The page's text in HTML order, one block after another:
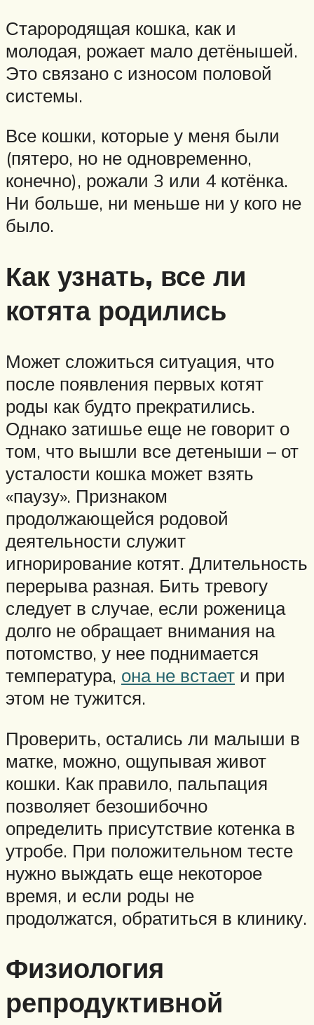
Старородящая кошка, как и
молодая, рожает мало детёнышей.
Это связано с износом половой
системы.
Все кошки, которые у меня были
(пятеро, но не одновременно,
конечно), рожали 3 или 4 котёнка.
Ни больше, ни меньше ни у кого не
было.
Как узнать, все ли
котята родились
Может сложиться ситуация, что
после появления первых котят
роды как будто прекратились.
Однако затишье еще не говорит о
том, что вышли все детеныши – от
усталости кошка может взять
«паузу». Признаком
продолжающейся родовой
деятельности служит
игнорирование котят. Длительность
перерыва разная. Бить тревогу
следует в случае, если роженица
долго не обращает внимания на
потомство, у нее поднимается
температура, она не встает и при
этом не тужится.
Проверить, остались ли малыши в
матке, можно, ощупывая живот
кошки. Как правило, пальпация
позволяет безошибочно
определить присутствие котенка в
утробе. При положительном тесте
нужно выждать еще некоторое
время, и если роды не
продолжатся, обратиться в клинику.
Физиология
репродуктивной